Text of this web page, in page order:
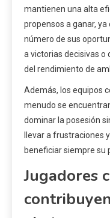
mantienen una alta
propensos a ganar,
número de sus
a victorias decisivas o
del rendimiento de
Además, los equipos
menudo se
dominar la posesión
llevar a frustraciones
beneficiar siempre su
Jugadores